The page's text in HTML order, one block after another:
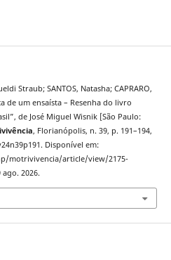
Straub; SANTOS, Natasha; CAPRARO,
de um ensaísta – Resenha do livro
de José Miguel Wisnik [São Paulo:
, Florianópolis, n. 39, p. 191–194,
Disponível em:
motrivivencia/article/view/2175-
ago. 2026.